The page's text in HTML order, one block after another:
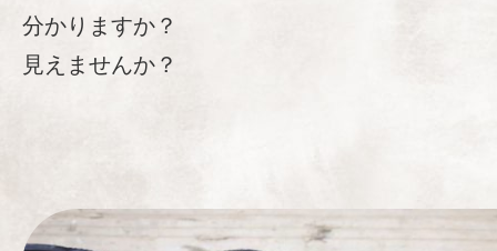
分かりますか？
見えませんか？